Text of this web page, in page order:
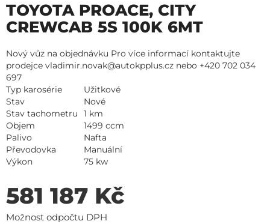
TOYOTA PROACE, CITY
CREWCAB 5S 100K 6MT
Nový vůz na objednávku Pro více informací kontaktujte
prodejce vladimir.novak@autokpplus.cz nebo +420 702 034
697
Typ karosérie
Užitkové
Stav
Nové
Stav tachometru
1 km
Objem
1499 ccm
Palivo
Nafta
Převodovka
Manuální
Výkon
75 kw
581 187 Kč
Možnost odpočtu DPH